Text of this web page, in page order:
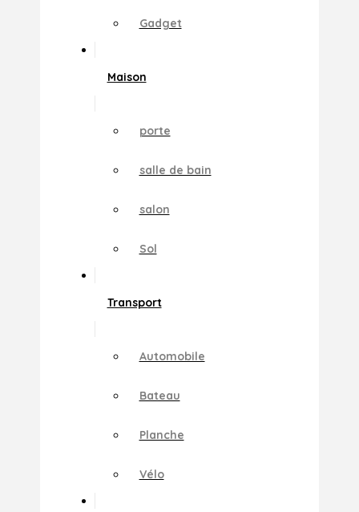
Gadget
Maison
porte
salle de bain
salon
Sol
Transport
Automobile
Bateau
Planche
Vélo